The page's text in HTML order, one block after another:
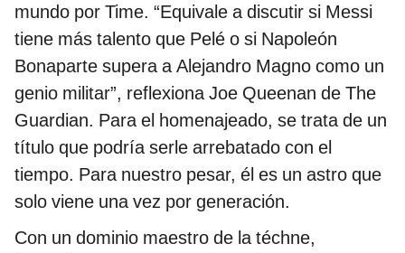
mundo por Time. “Equivale a discutir si Messi
tiene más talento que Pelé o si Napoleón
Bonaparte supera a Alejandro Magno como un
genio militar”, reflexiona Joe Queenan de The
Guardian. Para el homenajeado, se trata de un
título que podría serle arrebatado con el
tiempo. Para nuestro pesar, él es un astro que
solo viene una vez por generación.
Con un dominio maestro de la téchne,